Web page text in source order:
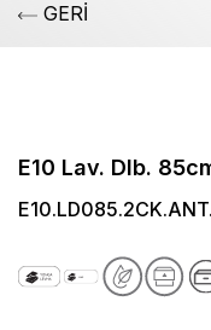
GERİ
E10 Lav. Dlb.